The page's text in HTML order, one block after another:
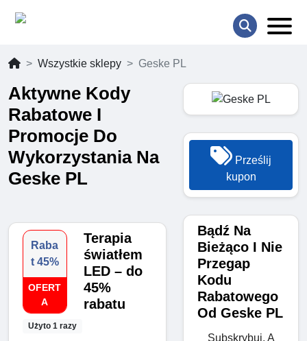
Wszystkie sklepy Geske PL
Aktywne Kody
Rabatowe I
Promocje Do
Wykorzystania Na
Geske PL
Raba
t 45%
OFERT
A
Użyto 1 razy
Terapia
światłem
LED – do
45%
rabatu
Prześlij
kupon
Bądź Na
Bieżąco I Nie
Przegap
Kodu
Rabatowego
Od Geske PL
Subskrybuj, A